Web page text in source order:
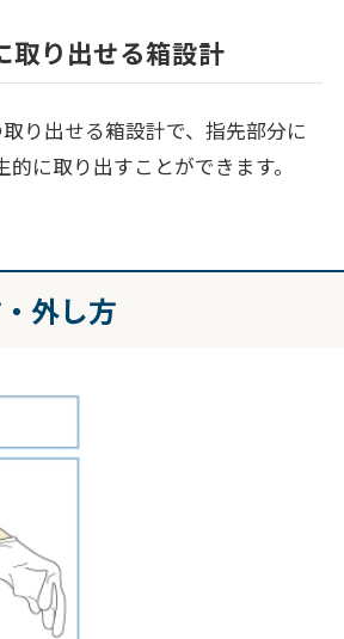
取り出せる箱設計
り出せる箱設計で、指先部分に
に取り出すことができます。
外し方